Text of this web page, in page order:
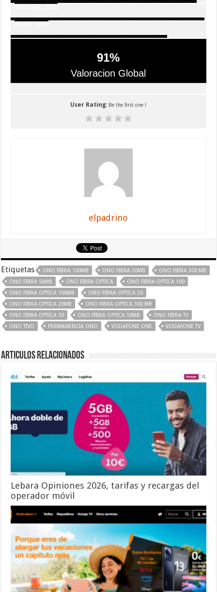
91%
Valoracion Global
User Rating: Be the first one !
elpadrino
Etiquetas ONO FIBRA 100MB ONO FIBRA 20MB
ONO FIBRA 300 MB
ONO FIBRA 50MB
ONO FIBRA OPTICA
ONO FIBRA OPTICA 100
ONO FIBRA OPTICA 100MB
ONO FIBRA OPTICA 20
ONO FIBRA OPTICA 20MB
ONO FIBRA OPTICA 300 MB
ONO FIBRA OPTICA 50
ONO FIBRA OPTICA 50MB
ONO FIBRA TV
ONO TIVO
PERMANENCIA ONO VODAFONE ONE VODAFONE TV
Articulos relacionados
Lebara Opiniones 2026, tarifas y recargas del
operador móvil